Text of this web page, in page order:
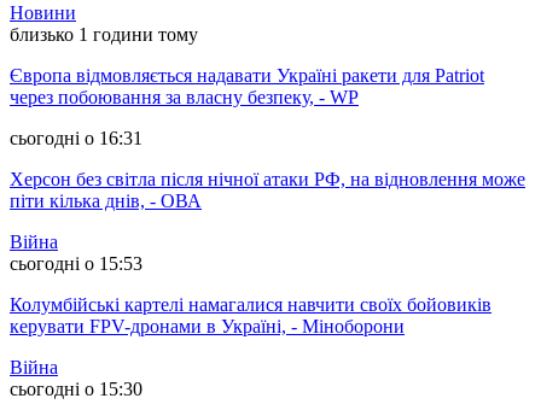
Новини
близько 1 години тому
Європа відмовляється надавати Україні ракети для Patriot
через побоювання за власну безпеку, - WP
сьогодні о 16:31
Херсон без світла після нічної атаки РФ, на відновлення може
піти кілька днів, - ОВА
Війна
сьогодні о 15:53
Колумбійські картелі намагалися навчити своїх бойовиків
керувати FPV-дронами в Україні, - Міноборони
Війна
сьогодні о 15:30